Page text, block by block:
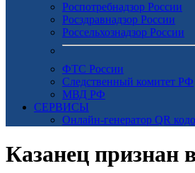
Роспотребнадзор России
Росздравнадзор России
Россельхознадзор России
ФТС России
Следственный комитет РФ
МВД РФ
СЕРВИСЫ
Онлайн-генератор QR
Казанец признан